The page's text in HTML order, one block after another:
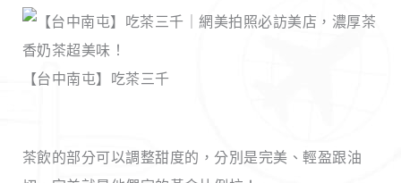
【台中南屯】吃茶三千
茶飲的部分可以調整甜度的，分別是完美、輕盈跟油